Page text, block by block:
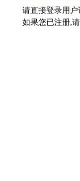
请直接登录用
如果您已注册,